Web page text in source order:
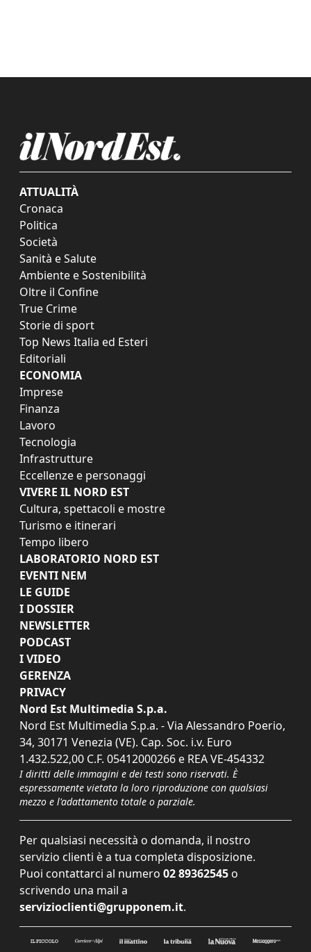
ATTUALITÀ
Cronaca
Politica
Società
Sanità e Salute
Ambiente e Sostenibilità
Oltre il Confine
True Crime
Storie di sport
Top News Italia ed Esteri
Editoriali
ECONOMIA
Imprese
Finanza
Lavoro
Tecnologia
Infrastrutture
Eccellenze e personaggi
VIVERE IL NORD EST
Cultura, spettacoli e mostre
Turismo e itinerari
Tempo libero
LABORATORIO NORD EST
EVENTI NEM
LE GUIDE
I DOSSIER
NEWSLETTER
PODCAST
I VIDEO
GERENZA
PRIVACY
Nord Est Multimedia S.p.a.
Nord Est Multimedia S.p.a. - Via Alessandro Poerio,
34, 30171 Venezia (VE). Cap. Soc. i.v. Euro
1.432.522,00 C.F. 05412000266 e REA VE-454332
I diritti delle immagini e dei testi sono riservati. È
espressamente vietata la loro riproduzione con qualsiasi
mezzo e l'adattamento totale o parziale.
Per qualsiasi necessità o domanda, il nostro
servizio clienti è a tua completa disposizione.
Puoi contattarci al numero 02 89362545 o
scrivendo una mail a
servizioclienti@grupponem.it.